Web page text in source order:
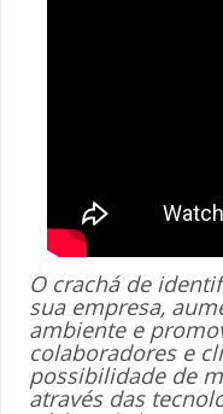
O crachá de
sua empresa,
ambiente e
colaboradores e
possibilidade de
através das